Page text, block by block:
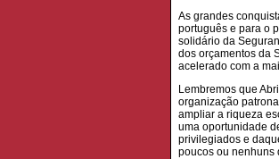
As grandes
português e para o
solidário da
dos orçamentos da
acelerado com a
Lembremos que
organização
ampliar a riqueza
uma oportunidade
privilegiados e
poucos ou nenhuns